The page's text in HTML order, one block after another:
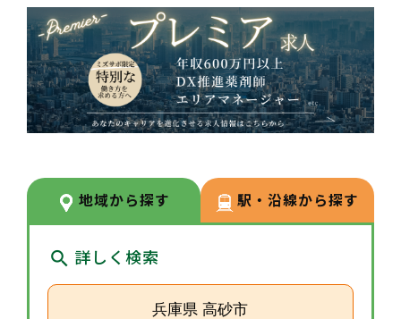
地域から探す 駅・沿線から探す
詳しく検索
兵庫県 高砂市